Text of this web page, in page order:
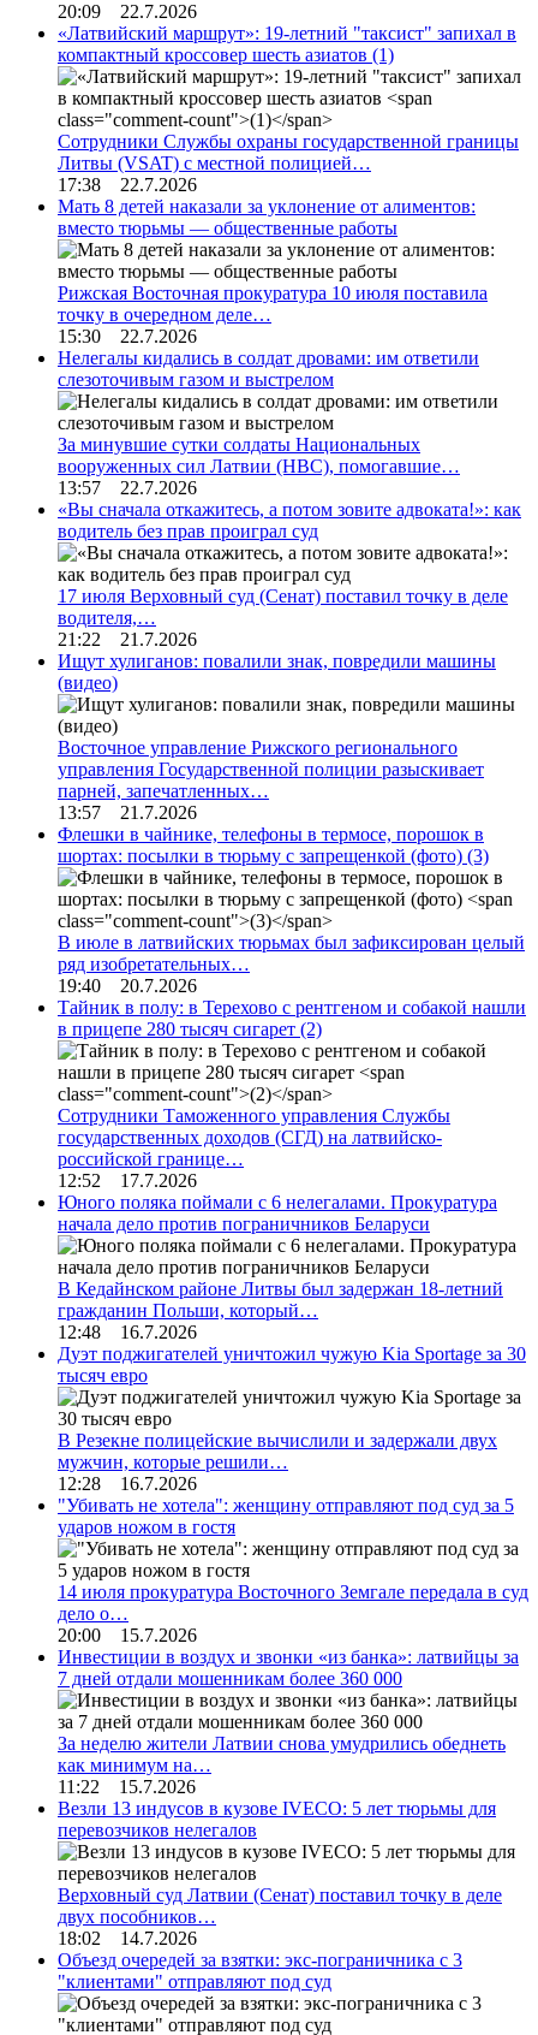
20:09 22.7.2026
«Латвийский маршрут»: 19-летний "таксист" запихал в
компактный кроссовер шесть азиатов (1)
Сотрудники Службы охраны государственной границы
Литвы (VSAT) с местной полицией…
17:38 22.7.2026
Мать 8 детей наказали за уклонение от алиментов:
вместо тюрьмы — общественные работы
Рижская Восточная прокуратура 10 июля поставила
точку в очередном деле…
15:30 22.7.2026
Нелегалы кидались в солдат дровами: им ответили
слезоточивым газом и выстрелом
За минувшие сутки солдаты Национальных
вооруженных сил Латвии (НВС), помогавшие…
13:57 22.7.2026
«Вы сначала откажитесь, а потом зовите адвоката!»: как
водитель без прав проиграл суд
17 июля Верховный суд (Сенат) поставил точку в деле
водителя,…
21:22 21.7.2026
Ищут хулиганов: повалили знак, повредили машины
(видео)
Восточное управление Рижского регионального
управления Государственной полиции разыскивает
парней, запечатленных…
13:57 21.7.2026
Флешки в чайнике, телефоны в термосе, порошок в
шортах: посылки в тюрьму с запрещенкой (фото) (3)
В июле в латвийских тюрьмах был зафиксирован целый
ряд изобретательных…
19:40 20.7.2026
Тайник в полу: в Терехово с рентгеном и собакой нашли
в прицепе 280 тысяч сигарет (2)
Сотрудники Таможенного управления Службы
государственных доходов (СГД) на латвийско-
российской границе…
12:52 17.7.2026
Юного поляка поймали с 6 нелегалами. Прокуратура
начала дело против пограничников Беларуси
В Кедайнском районе Литвы был задержан 18-летний
гражданин Польши, который…
12:48 16.7.2026
Дуэт поджигателей уничтожил чужую Kia Sportage за 30
тысяч евро
В Резекне полицейские вычислили и задержали двух
мужчин, которые решили…
12:28 16.7.2026
"Убивать не хотела": женщину отправляют под суд за 5
ударов ножом в гостя
14 июля прокуратура Восточного Земгале передала в суд
дело о…
20:00 15.7.2026
Инвестиции в воздух и звонки «из банка»: латвийцы за
7 дней отдали мошенникам более 360 000
За неделю жители Латвии снова умудрились обеднеть
как минимум на…
11:22 15.7.2026
Везли 13 индусов в кузове IVECO: 5 лет тюрьмы для
перевозчиков нелегалов
Верховный суд Латвии (Сенат) поставил точку в деле
двух пособников…
18:02 14.7.2026
Объезд очередей за взятки: экс-пограничника с 3
"клиентами" отправляют под суд